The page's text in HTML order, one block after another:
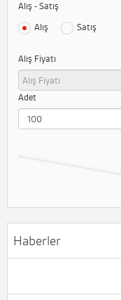
Alış - Satış
Alış
Satış
Alış Fiyatı
Adet
Haberler